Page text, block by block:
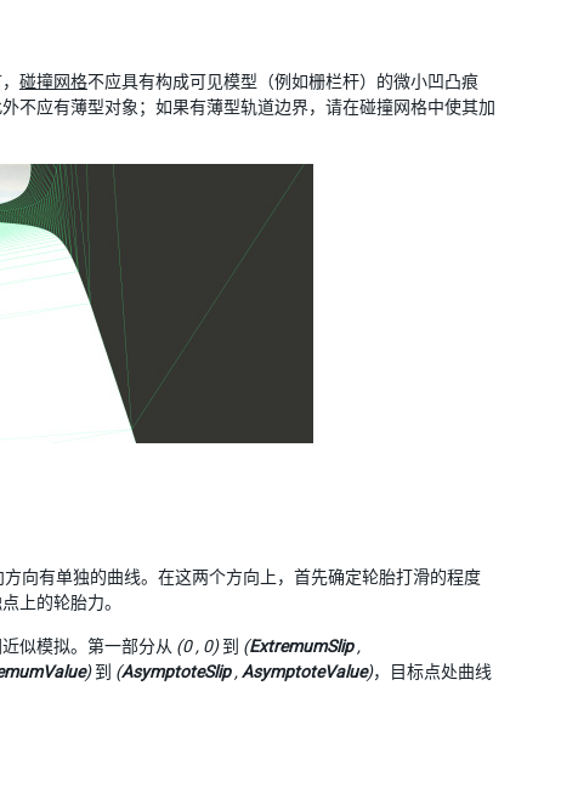
碰撞网格不应具有构成可见模型（例如栅栏杆）的微小凹凸痕
不应有薄型对象；如果有薄型轨道边界，请在碰撞网格中使其加
向有单独的曲线。在这两个方向上，首先确定轮胎打滑的程度
上的轮胎力。
似模拟。第一部分从 (0 , 0)到 (ExtremumSlip,
)到 (AsymptoteSlip,AsymptoteValue)，目标点处曲线